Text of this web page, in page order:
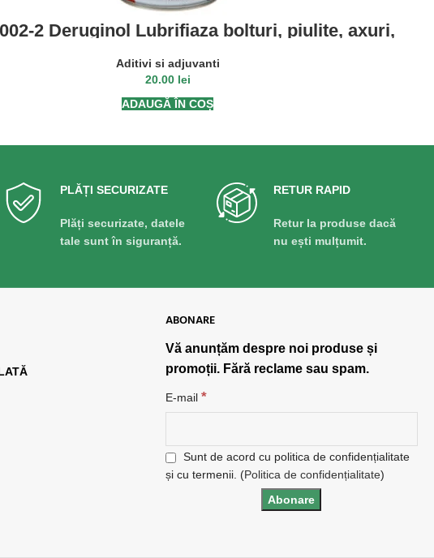
2 Deruginol Lubrifiaza bolturi, piulite, axuri,
etc. Reduce uzura, asigura o buna functionare.
Protejeaza impotriva coroziunii.
Aditivi si adjuvanti
20.00 lei
ADAUGĂ ÎN COȘ
PLĂȚI SECURIZATE
Plăți securizate, datele
tale sunt în siguranță.
RETUR RAPID
Retur la produse dacă
nu ești mulțumit.
ABONARE
Vă anunțăm despre noi produse și
promoții. Fără reclame sau spam.
E-mail *
Sunt de acord cu politica de confidențialitate
și cu termenii. (Politica de confidențialitate)